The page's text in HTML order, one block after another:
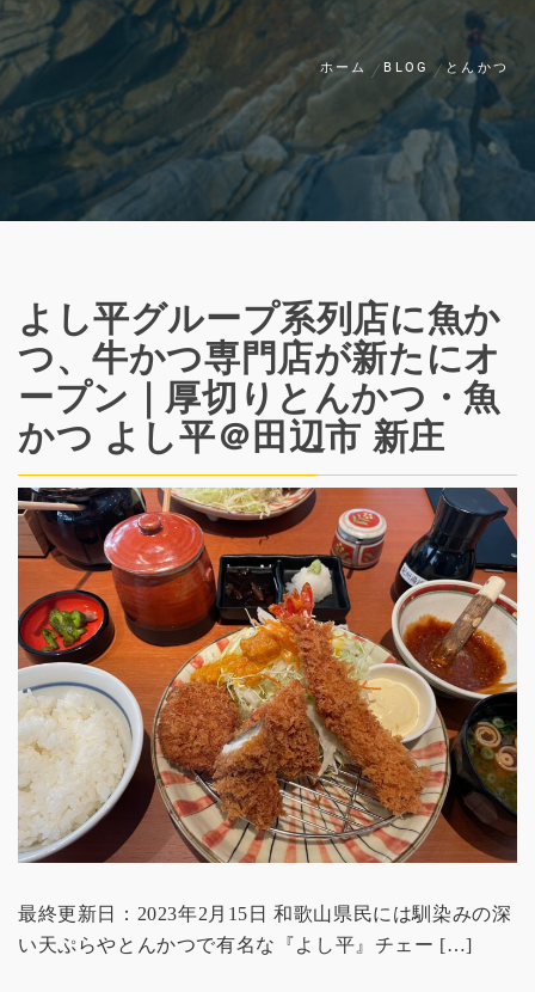
ホーム BLOG とんかつ
よし平グループ系列店に魚か
つ、牛かつ専門店が新たにオ
ープン｜厚切りとんかつ・魚
かつ よし平＠田辺市 新庄
最終更新日：2023年2月15日 和歌山県民には馴染みの深
い天ぷらやとんかつで有名な『よし平』チェー […]